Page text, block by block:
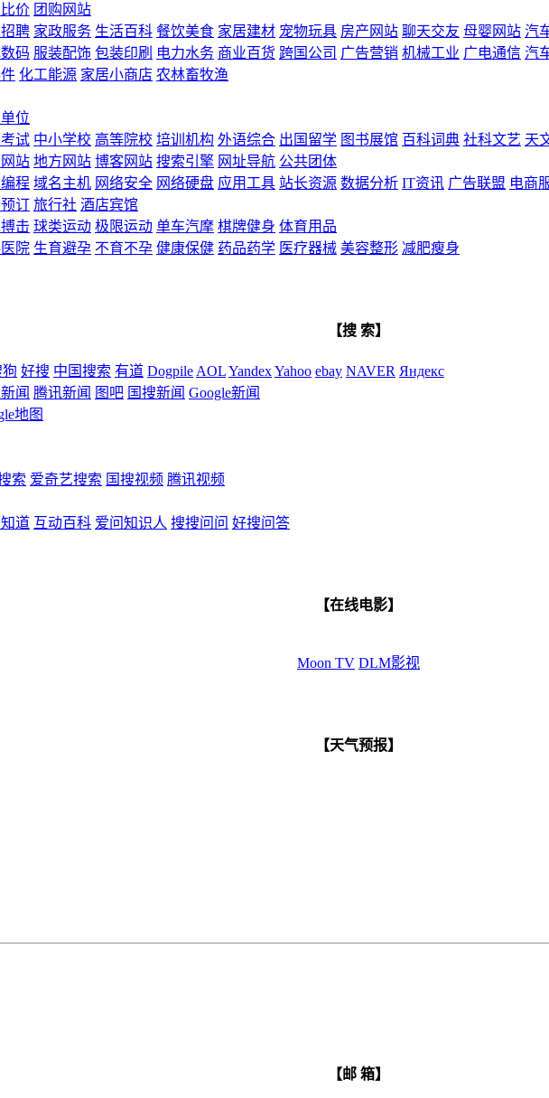
价 团购网站
聘 家政服务 生活百科 餐饮美食 家居建材 宠物玩具 房产网站 聊天交友 母婴网站 汽
码 服装配饰 包装印刷 电力水务 商业百货 跨国公司 广告营销 机械工业 广电通信 汽
化工能源 家居小商店 农林畜牧渔
位
试 中小学校 高等院校 培训机构 外语综合 出国留学 图书展馆 百科词典 社科文艺 天
站 地方网站 博客网站 搜索引擎 网址导航 公共团体
程 域名主机 网络安全 网络硬盘 应用工具 站长资源 数据分析 IT资讯 广告联盟 电商
订 旅行社 酒店宾馆
击 球类运动 极限运动 单车汽摩 棋牌健身 体育用品
院 生育避孕 不育不孕 健康保健 药品药学 医疗器械 美容整形 减肥瘦身
【搜 索】
好搜 中国搜索 有道 Dogpile AOLYandexYahoo ebay NAVER Яндекс
闻 腾讯新闻 图吧 国搜新闻 Google新闻
地图
索 爱奇艺搜索 国搜视频 腾讯视频
道 互动百科 爱问知识人 搜搜问问 好搜问答
【在线电影】
Moon TV DLM影视
【天气预报】
【邮 箱】